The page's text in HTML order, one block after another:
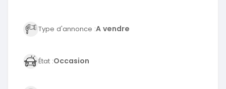
Type d'annonce :A vendre
État :Occasion